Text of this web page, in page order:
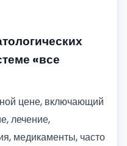
«все
цене, включающий
лечение,
медикаменты, часто